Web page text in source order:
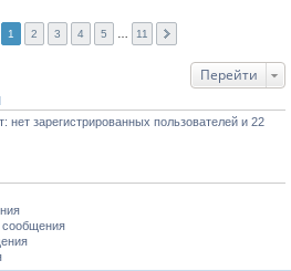
1 2 3 4 5 11
Перейти
зарегистрированных пользователей и 22
сообщения